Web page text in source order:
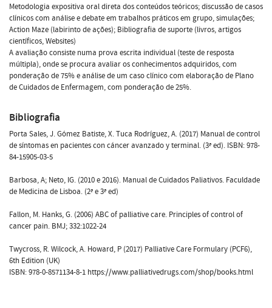
Metodologia expositiva oral direta dos conteúdos teóricos; discussão de casos
clínicos com análise e debate em trabalhos práticos em grupo, simulações;
Action Maze (labirinto de ações); Bibliografia de suporte (livros, artigos
científicos, Websites)
A avaliação consiste numa prova escrita individual (teste de resposta
múltipla), onde se procura avaliar os conhecimentos adquiridos, com
ponderação de 75% e análise de um caso clínico com elaboração de Plano
de Cuidados de Enfermagem, com ponderação de 25%.
Bibliografia
Porta Sales, J. Gómez Batiste, X. Tuca Rodríguez, A. (2017) Manual de control
de síntomas en pacientes con cáncer avanzado y terminal. (3ª ed). ISBN: 978-
84-15905-03-5
Barbosa, A; Neto, IG. (2010 e 2016). Manual de Cuidados Paliativos. Faculdade
de Medicina de Lisboa. (2ª e 3ª ed)
Fallon, M. Hanks, G. (2006) ABC of palliative care. Principles of control of
cancer pain. BMJ; 332:1022-24
Twycross, R. Wilcock, A. Howard, P (2017) Palliative Care Formulary (PCF6),
6th Edition (UK)
ISBN: 978-0-8571134-8-1 https://www.palliativedrugs.com/shop/books.html